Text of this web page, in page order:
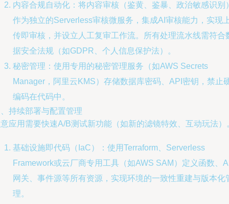
内容合规自动化：将内容审核（鉴黄、鉴暴、政治敏感识别
作为独立的Serverless审核微服务，集成AI审核能力，实现
传即审核，并设立人工复审工作流。所有处理流水线需符合
据安全法规（如GDPR、个人信息保护法）。
秘密管理：使用专用的秘密管理服务（如AWS Secrets
Manager，阿里云KMS）存储数据库密码、API密钥，禁止
编码在代码中。
持续部署与配置管理
应用需要快速A/B测试新功能（如新的滤镜特效、互动玩法）
基础设施即代码（IaC）：使用Terraform、Serverless
Framework或云厂商专用工具（如AWS SAM）定义函数、
网关、事件源等所有资源，实现环境的一致性重建与版本化
理。